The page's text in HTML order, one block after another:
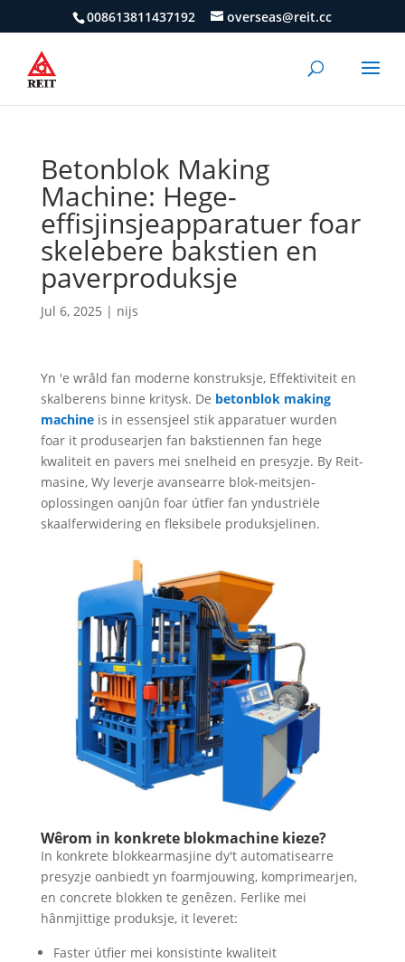
008613811437192 overseas@reit.cc
Betonblok Making
Machine: Hege-
effisjinsjeapparatuer foar
skelebere bakstien en
paverproduksje
Jul 6, 2025 | nijs
Yn 'e wrâld fan moderne konstruksje, Effektiviteit en
skalberens binne kritysk. De betonblok making
machine is in essensjeel stik apparatuer wurden
foar it produsearjen fan bakstiennen fan hege
kwaliteit en pavers mei snelheid en presyzje. By Reit-
masine, Wy leverje avansearre blok-meitsjen-
oplossingen oanjûn foar útfier fan yndustriële
skaalferwidering en fleksibele produksjelinen.
Wêrom in konkrete blokmachine kieze?
In konkrete blokkearmasjine dy't automatisearre
presyzje oanbiedt yn foarmjouwing, komprimearjen,
en concrete blokken te genêzen. Ferlike mei
hânmjittige produksje, it leveret:
Faster útfier mei konsistinte kwaliteit